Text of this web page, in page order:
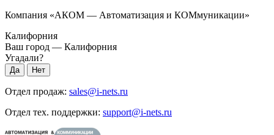
Компания «АКОМ — Автоматизация и КОМмуникации»
Калифорния
Ваш город — Калифорния
Угадали?
Отдел продаж: sales@i-nets.ru
Отдел тех. поддержки: support@i-nets.ru